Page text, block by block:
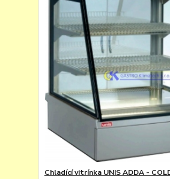
Chladící vitrínka UNIS ADDA -